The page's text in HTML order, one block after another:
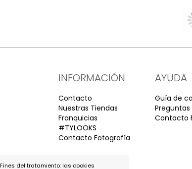
Fines del tratamiento: las cookies